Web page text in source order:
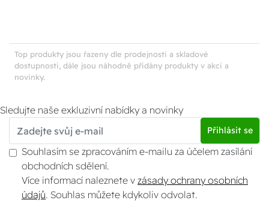
Top produkty jsou řazeny dle prodejnosti a skladové
dostupnosti, dále jsou náhodně přidány produkty v akci a
novinky.
Sledujte naše exkluzivní nabídky a novinky
Přihlásit se
Souhlasím se zpracováním e-mailu za účelem zasílání
obchodních sdělení.
Více informací naleznete v zásady ochrany osobních
údajů . Souhlas můžete kdykoliv odvolat.